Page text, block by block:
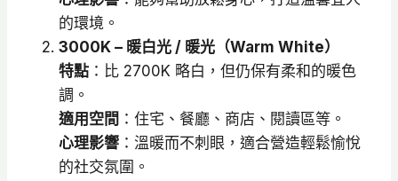
的環境。
3000K – 暖白光 / 暖光（Warm White）
特點 ：比 2700K 略白，但仍保有柔和的暖色
調。
適用空間 ：住宅、餐廳、商店、閱讀區等。
心理影響 ：溫暖而不刺眼，適合營造輕鬆愉悅
的社交氛圍。